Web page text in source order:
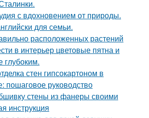
с вдохновением от природы.
для семьи.
расположенных растений
в интерьер цветовые пятна и
глубоким.
стен гипсокартоном в
пошаговое руководство
стены из фанеры своими
инструкция